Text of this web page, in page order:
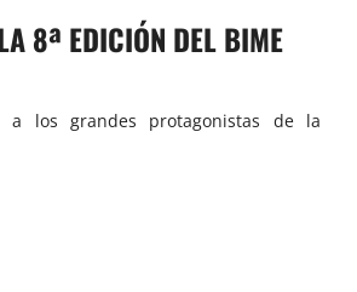
8ª EDICIÓN DEL BIME
a los grandes protagonistas de la